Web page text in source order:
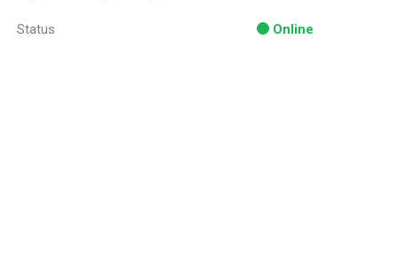
Status Online